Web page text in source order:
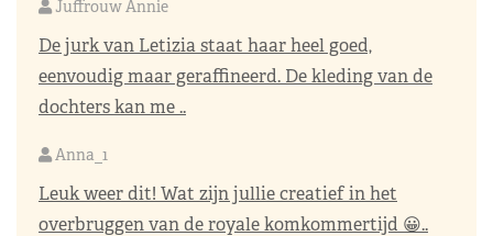
Juffrouw Annie
De jurk van Letizia staat haar heel goed,
eenvoudig maar geraffineerd. De kleding van de
dochters kan me ..
Anna_1
Leuk weer dit! Wat zijn jullie creatief in het
overbruggen van de royale komkommertijd 😀..